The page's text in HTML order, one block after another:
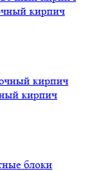
кирпич
кирпич